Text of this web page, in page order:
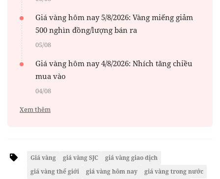
Giá vàng hôm nay 5/8/2026: Vàng miếng giảm
500 nghìn đồng/lượng bán ra
05/08
Giá vàng hôm nay 4/8/2026: Nhích tăng chiều
mua vào
04/08
Xem thêm
Giá vàng giá vàng SJC
giá vàng giao dịch
giá vàng thế giới
giá vàng hôm nay
giá vàng trong nước